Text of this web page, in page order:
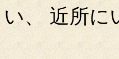
い、 近所に